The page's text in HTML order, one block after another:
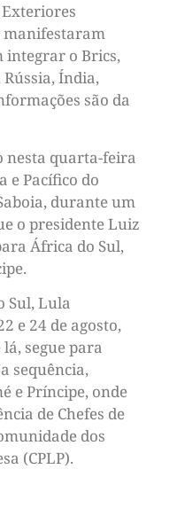
manifestaram
integrar o Brics,
Índia,
são da
nesta quarta-feira
e Pacífico do
durante um
o presidente Luiz
África do Sul,
Sul, Lula
e 24 de agosto,
lá, segue para
sequência,
e Príncipe, onde
de Chefes de
dos
(CPLP).